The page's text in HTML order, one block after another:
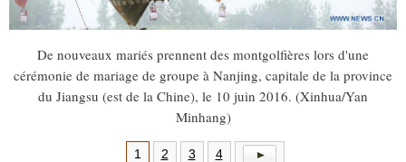
VIDÉOS
De nouveaux mariés prennent des montgolfières lors d'une
cérémonie de mariage de groupe à Nanjing, capitale de la province
du Jiangsu (est de la Chine), le 10 juin 2016. (Xinhua/Yan
Minhang)
1 2 3 4